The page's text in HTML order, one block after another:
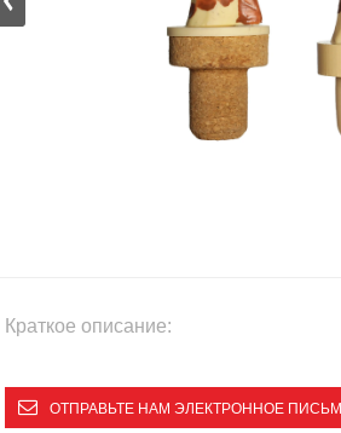
Краткое описание:
ОТПРАВЬТЕ НАМ ЭЛЕКТРОННОЕ